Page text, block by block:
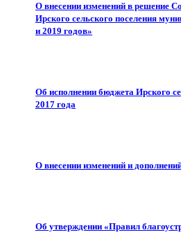
О внесении изменений в решение
Ирского сельского поселения
и 2019 годов»
Об исполнении бюджета Ирского
2017 года
О внесении изменений и
Об утверждении «Правил